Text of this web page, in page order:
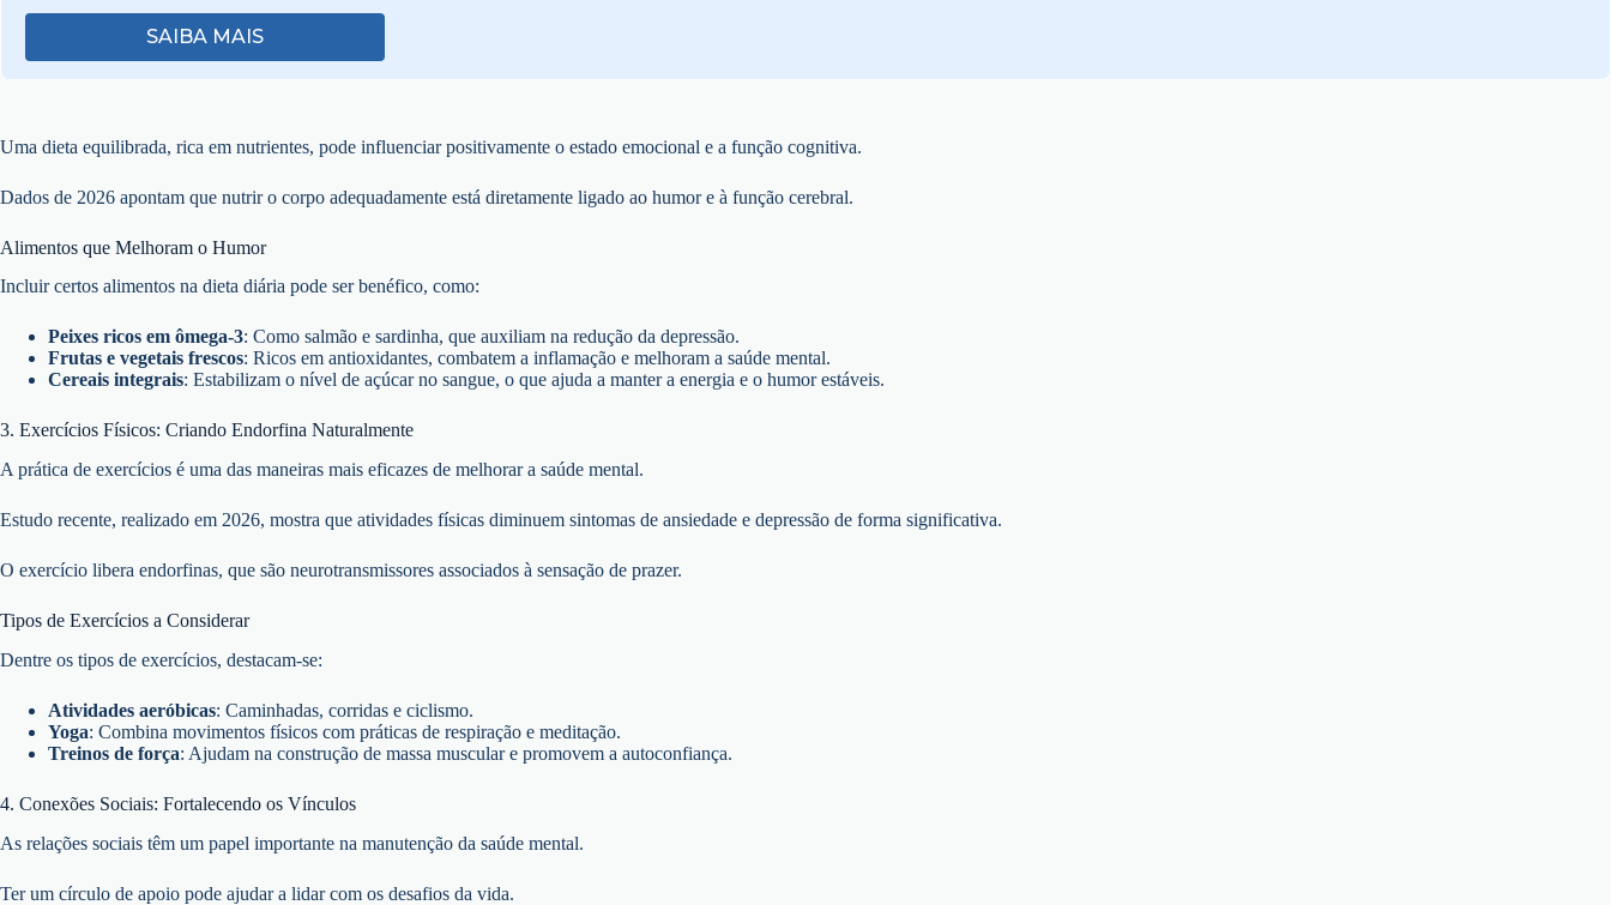
SAIBA MAIS
Uma dieta equilibrada, rica em nutrientes, pode influenciar positivamente o estado emocional e a função cognitiva.
Dados de 2026 apontam que nutrir o corpo adequadamente está diretamente ligado ao humor e à função cerebral.
Alimentos que Melhoram o Humor
Incluir certos alimentos na dieta diária pode ser benéfico, como:
Peixes ricos em ômega-3: Como salmão e sardinha, que auxiliam na redução da depressão.
Frutas e vegetais frescos: Ricos em antioxidantes, combatem a inflamação e melhoram a saúde mental.
Cereais integrais: Estabilizam o nível de açúcar no sangue, o que ajuda a manter a energia e o humor estáveis.
3. Exercícios Físicos: Criando Endorfina Naturalmente
A prática de exercícios é uma das maneiras mais eficazes de melhorar a saúde mental.
Estudo recente, realizado em 2026, mostra que atividades físicas diminuem sintomas de ansiedade e depressão de forma significativa.
O exercício libera endorfinas, que são neurotransmissores associados à sensação de prazer.
Tipos de Exercícios a Considerar
Dentre os tipos de exercícios, destacam-se:
Atividades aeróbicas: Caminhadas, corridas e ciclismo.
Yoga: Combina movimentos físicos com práticas de respiração e meditação.
Treinos de força: Ajudam na construção de massa muscular e promovem a autoconfiança.
4. Conexões Sociais: Fortalecendo os Vínculos
As relações sociais têm um papel importante na manutenção da saúde mental.
Ter um círculo de apoio pode ajudar a lidar com os desafios da vida.